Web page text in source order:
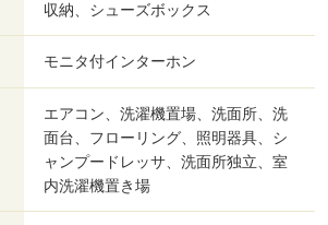
収納、シューズボックス
モニタ付インターホン
エアコン、洗濯機置場、洗面所、洗
面台、フローリング、照明器具、シ
ャンプードレッサ、洗面所独立、室
内洗濯機置き場